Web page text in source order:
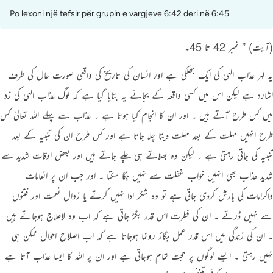
Po lexoni një tefsir për grupin e vargjeve 6:42 deri në 6:45
(آیت) ” نمبر 42 تا 45۔
یہ لہر عذاب الہی کی ایک جھلکی ہے اور انسان کی تاریخ کی واقعی صورت حال کی طرف
اشارہ ہے لیکن اس میں کسی واقعہ کے بجائے یہ بتایا گیا ہے کہ لوگ عذاب الہی کی زد
میں کس طرح آتے ہیں ۔ اور ان کا انجام کیا ہوتا ہے ۔ عذاب سے پہلے اللہ تعالیٰ کس
طرح انہیں مہلت کے بعد مہلت دیتا چلا جاتا ہے اور کس طرح ان کی تنبیہ کے بعد
تنبیہ کی جاتی رہتی ہے ۔ لیکن وہ بھلاتے ہی چلے جاتے ہیں اور بعض اوقات شدید سے
شدید عذاب بھی انہیں خواب غفلت سے نہیں جگا سکتا ۔ اور جب ان پر انعامات
واکرامات کی بارش کردی جاتی ہے تو وہ شکر ادا نہیں کرتے یا زوال نعمت اور فتنوں
سے نہیں ڈرتے ۔ ان کی فطرت اس قدر بگڑ جاتی ہے کہ اب وہ لاعلاج ہوجاتے ہیں
۔ ان کی زندگی میں اس قدر عمل بگاڑ رونما ہوجاتا ہے کہ اب اصلاح احوال ممکن ہی
نہیں رہتی ۔ ایسے لوگوں پر حجت تمام ہوجاتی ہے اور ان پر اللہ کا ایسا عذاب آتا ہے